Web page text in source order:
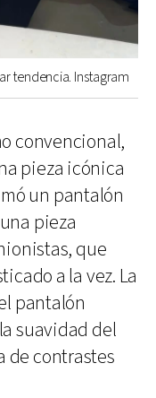
tendencia. Instagram
convencional,
pieza icónica
un pantalón
pieza
que
a la vez. La
pantalón
suavidad del
de contrastes